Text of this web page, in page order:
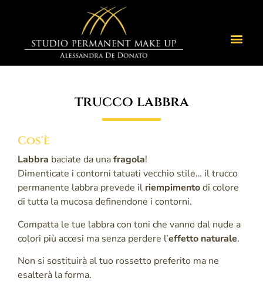
trucco labbra
Cos'è
Labbra baciate da unafragola!
Dimenticate i contorni tatuati vecchio stile… il trucco
permanente labbra prevede il riempimentodi colore
di tutta la mucosa definendone i contorni.
Compatta le tue labbra con toni che vanno dal nude a
colori più accesi ma senza perdere l’effetto naturale.
Non si sostituirà al tuo rossetto preferito ma ne
esalterà la forma.